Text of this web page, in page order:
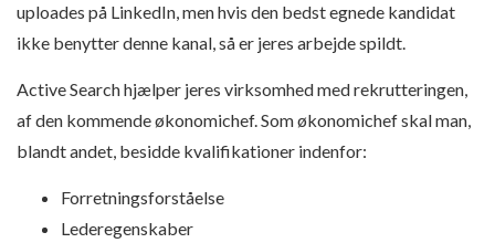
uploades på LinkedIn, men hvis den bedst egnede kandidat
ikke benytter denne kanal, så er jeres arbejde spildt.
Active Search hjælper jeres virksomhed med rekrutteringen,
af den kommende økonomichef. Som økonomichef skal man,
blandt andet, besidde kvalifikationer indenfor:
Forretningsforståelse
Lederegenskaber